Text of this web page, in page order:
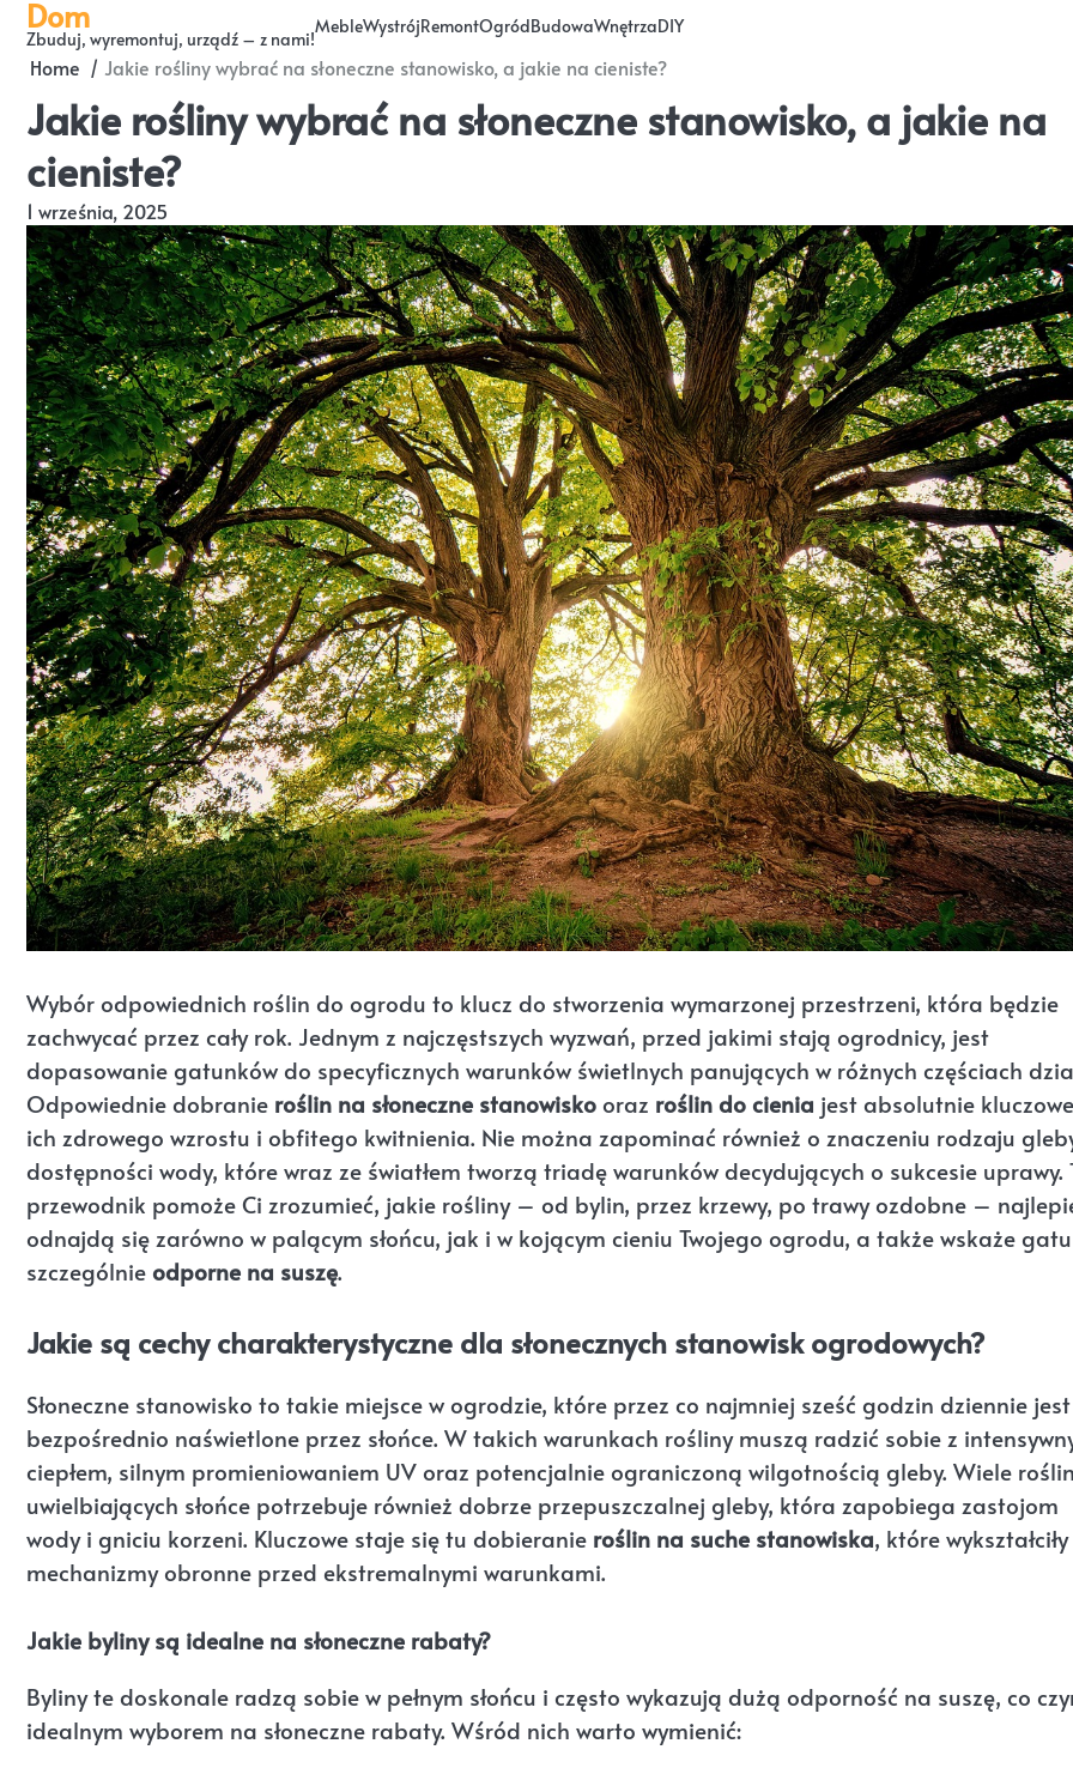
Skip
content
Dom
Zbuduj, wyremontuj, urządź – z nami!
MebleWystrójRemontOgródBudowaWnętrzaDIY
Home Jakie rośliny wybrać na słoneczne stanowisko, a jakie na cieniste?
Jakie rośliny wybrać na słoneczne stanowisko, a jakie na
cieniste?
1 września, 2025
Wybór odpowiednich roślin do ogrodu to klucz do stworzenia wymarzonej przestrzeni, która będzie
zachwycać przez cały rok. Jednym z najczęstszych wyzwań, przed jakimi stają ogrodnicy, jest
dopasowanie gatunków do specyficznych warunków świetlnych panujących w różnych częściach
Odpowiednie dobranie roślin na słoneczne stanowiskooraz roślin do cienia jest absolutnie
ich zdrowego wzrostu i obfitego kwitnienia. Nie można zapominać również o znaczeniu rodzaju
dostępności wody, które wraz ze światłem tworzą triadę warunków decydujących o sukcesie uprawy.
przewodnik pomoże Ci zrozumieć, jakie rośliny – od bylin, przez krzewy, po trawy ozdobne –
odnajdą się zarówno w palącym słońcu, jak i w kojącym cieniu Twojego ogrodu, a także wskaże
szczególnie odporne na suszę.
Jakie są cechy charakterystyczne dla słonecznych stanowisk ogrodowych?
Słoneczne stanowisko to takie miejsce w ogrodzie, które przez co najmniej sześć godzin dziennie jest
bezpośrednio naświetlone przez słońce. W takich warunkach rośliny muszą radzić sobie z
ciepłem, silnym promieniowaniem UV oraz potencjalnie ograniczoną wilgotnością gleby. Wiele
uwielbiających słońce potrzebuje również dobrze przepuszczalnej gleby, która zapobiega zastojom
wody i gniciu korzeni. Kluczowe staje się tu dobieranie roślin na suche stanowiska, które wykształciły
mechanizmy obronne przed ekstremalnymi warunkami.
Jakie byliny są idealne na słoneczne rabaty?
Byliny te doskonale radzą sobie w pełnym słońcu i często wykazują dużą odporność na suszę, co
idealnym wyborem na słoneczne rabaty. Wśród nich warto wymienić: